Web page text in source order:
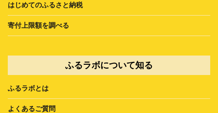
はじめてのふるさと納税
寄付上限額を調べる
ふるラボについて知る
ふるラボとは
よくあるご質問